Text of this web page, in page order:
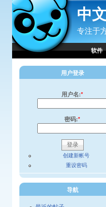
Skip to Content
中
专注于
软件
用户登录
用户名:*
密码:*
创建新帐号
重设密码
导航